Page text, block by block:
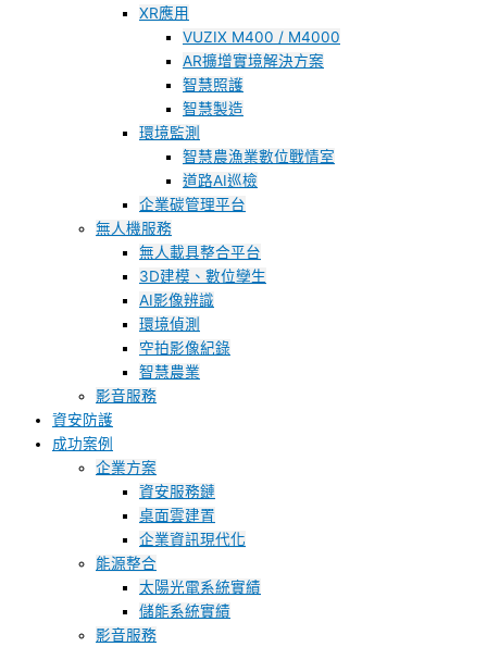
XR應用
VUZIX M400 / M4000
AR擴增實境解決方案
智慧照護
智慧製造
環境監測
智慧農漁業數位戰情室
道路AI巡檢
企業碳管理平台
無人機服務
無人載具整合平台
3D建模、數位孿生
AI影像辨識
環境偵測
空拍影像紀錄
智慧農業
影音服務
資安防護
成功案例
企業方案
資安服務鏈
桌面雲建置
企業資訊現代化
能源整合
太陽光電系統實績
儲能系統實績
影音服務